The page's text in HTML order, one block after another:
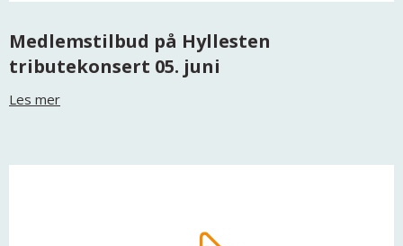
Medlemstilbud på Hyllesten
tributekonsert 05. juni
Les mer